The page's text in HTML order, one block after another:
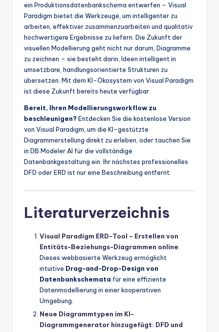
ein Produktionsdatenbankschema entwerfen – Visual
Paradigm bietet die Werkzeuge, um intelligenter zu
arbeiten, effektiver zusammenzuarbeiten und qualitativ
hochwertigere Ergebnisse zu liefern. Die Zukunft der
visuellen Modellierung geht nicht nur darum, Diagramme
zu zeichnen – sie besteht darin, Ideen intelligent in
umsetzbare, handlungsorientierte Strukturen zu
übersetzen. Mit dem KI-Ökosystem von Visual Paradigm
ist diese Zukunft bereits heute verfügbar.
Bereit, Ihren Modellierungsworkflow zu
beschleunigen? Entdecken Sie die kostenlose Version
von Visual Paradigm, um die KI-gestützte
Diagrammerstellung direkt zu erleben, oder tauchen Sie
in DB Modeler AI für die vollständige
Datenbankgestaltung ein. Ihr nächstes professionelles
DFD oder ERD ist nur eine Beschreibung entfernt.
Literaturverzeichnis
Visual Paradigm ERD-Tool – Erstellen von
Entitäts-Beziehungs-Diagrammen online:
Dieses webbasierte Werkzeug ermöglicht
intuitive Drag-and-Drop-Design von
Datenbankschemata für eine effiziente
Datenmodellierung in einer kooperativen
Umgebung.
Neue Diagrammtypen im KI-
Diagrammgenerator hinzugefügt: DFD und